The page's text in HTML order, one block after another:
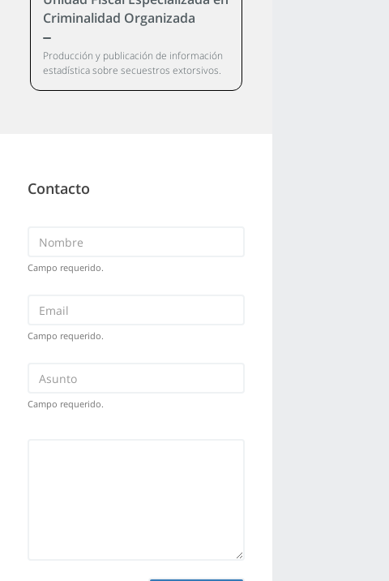
Criminalidad Organizada
Producción y publicación de información
estadística sobre secuestros extorsivos.
Contacto
Campo requerido.
Campo requerido.
Campo requerido.